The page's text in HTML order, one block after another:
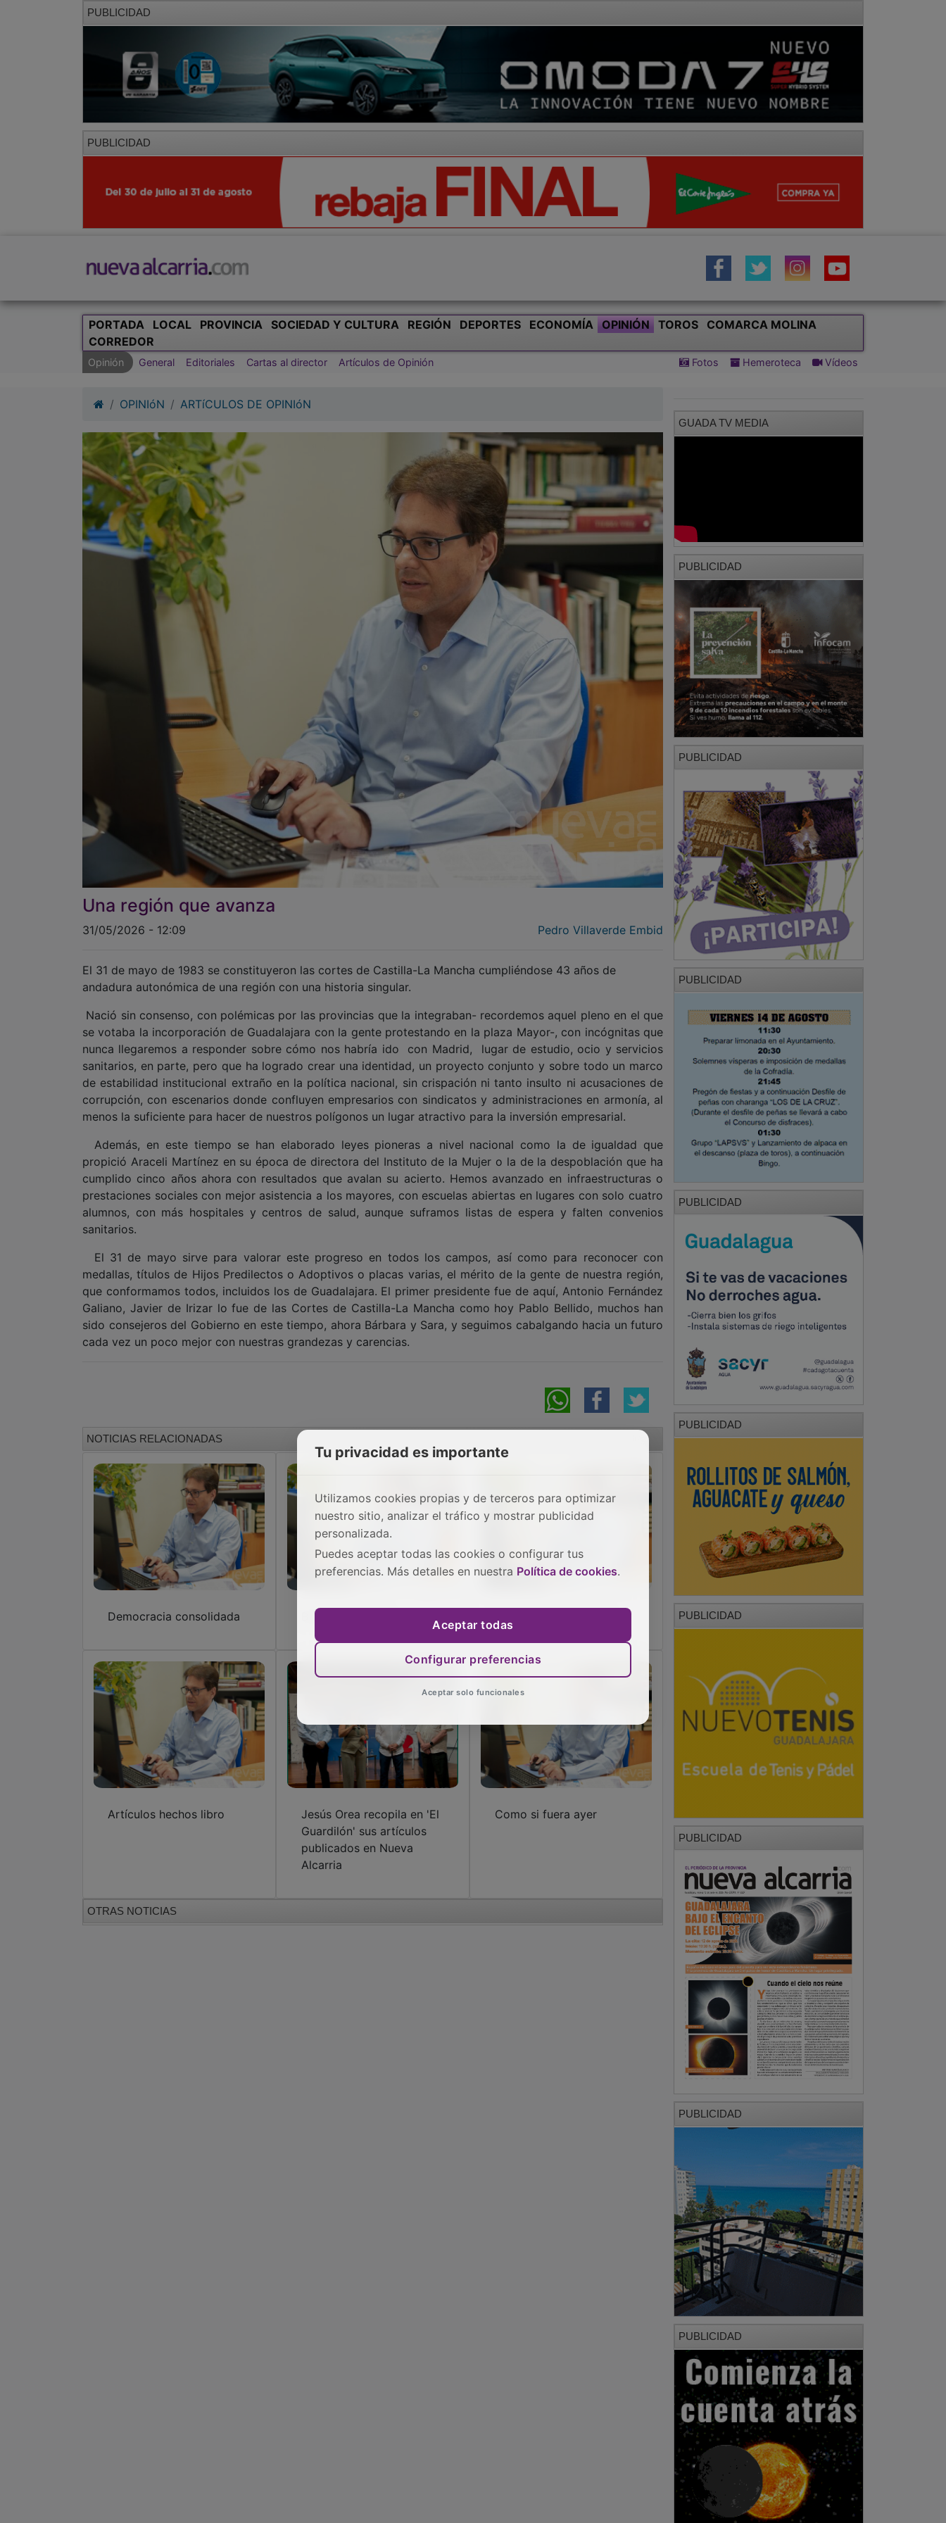
PUBLICIDAD
PUBLICIDAD
PORTADA LOCAL PROVINCIA SOCIEDAD Y CULTURA REGIÓN DEPORTES ECONOMÍA OPINIÓN TOROS
COMARCA MOLINA
CORREDOR
Opinión General Editoriales Cartas al director Artículos de Opinión Fotos Hemeroteca Vídeos
OPINIóN ARTíCULOS DE OPINIóN
Una región que avanza
31/05/2026 - 12:09 Pedro Villaverde Embid
El 31 de mayo de 1983 se constituyeron las cortes de Castilla-La Mancha cumpliéndose 43 años de
andadura autonómica de una región con una historia singular.
Nació sin consenso, con polémicas por las provincias que la integraban- recordemos aquel pleno en el que
se votaba la incorporación de Guadalajara con la gente protestando en la plaza Mayor-, con incógnitas que
nunca llegaremos a responder sobre cómo nos habría ido con Madrid, lugar de estudio, ocio y servicios
sanitarios, en parte, pero que ha logrado crear una identidad, un proyecto conjunto y sobre todo un marco
de estabilidad institucional extraño en la política nacional, sin crispación ni tanto insulto ni acusaciones de
corrupción, con escenarios donde confluyen empresarios con sindicatos y administraciones en armonía, al
menos la suficiente para hacer de nuestros polígonos un lugar atractivo para la inversión empresarial.
Además, en este tiempo se han elaborado leyes pioneras a nivel nacional como la de igualdad que
propició Araceli Martínez en su época de directora del Instituto de la Mujer o la de la despoblación que ha
cumplido cinco años ahora con resultados que avalan su acierto. Hemos avanzado en infraestructuras o
prestaciones sociales con mejor asistencia a los mayores, con escuelas abiertas en lugares con solo cuatro
alumnos, con más hospitales y centros de salud, aunque suframos listas de espera y falten convenios
sanitarios.
El 31 de mayo sirve para valorar este progreso en todos los campos, así como para reconocer con
medallas, títulos de Hijos Predilectos o Adoptivos o placas varias, el mérito de la gente de nuestra región,
que conformamos todos, incluidos los de Guadalajara. El primer presidente fue de aquí, Antonio Fernández
Galiano, Javier de Irizar lo fue de las Cortes de Castilla-La Mancha como hoy Pablo Bellido, muchos han
sido consejeros del Gobierno en este tiempo, ahora Bárbara y Sara, y seguimos cabalgando hacia un futuro
cada vez un poco mejor con nuestras grandezas y carencias.
NOTICIAS RELACIONADAS
Democracia consolidada Belleza y talento
Artículos hechos libro
Jesús Orea recopila en 'El
Guardilón' sus artículos
publicados en Nueva
Alcarria
Como si fuera ayer
OTRAS NOTICIAS
GUADA TV MEDIA
PUBLICIDAD
PUBLICIDAD
PUBLICIDAD
PUBLICIDAD
PUBLICIDAD
PUBLICIDAD
PUBLICIDAD
PUBLICIDAD
PUBLICIDAD
Tu privacidad es importante
Utilizamos cookies propias y de terceros para optimizar
nuestro sitio, analizar el tráfico y mostrar publicidad
personalizada.
Puedes aceptar todas las cookies o configurar tus
preferencias. Más detalles en nuestra Política de cookies.
Aceptar todas
Configurar preferencias
Aceptar solo funcionales